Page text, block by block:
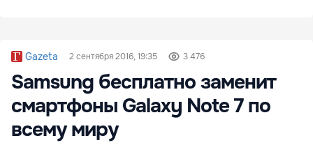
Gazeta 2 сентября 2016, 19:35 3 476
Samsung бесплатно заменит
смартфоны Galaxy Note 7 по
всему миру